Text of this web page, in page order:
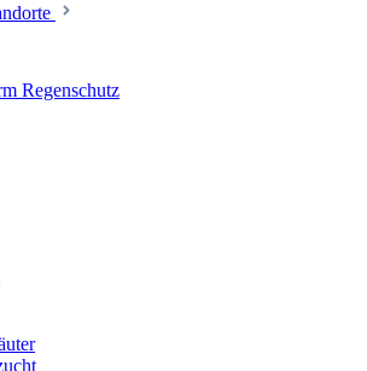
Regenschutz